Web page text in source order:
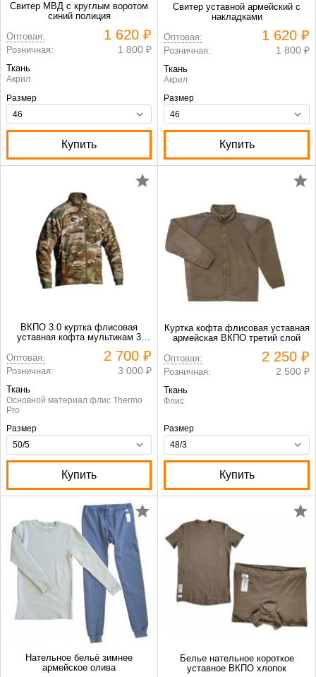
Свитер МВД с круглым воротом
синий полиция
Оптовая:
1 620 ₽
Розничная: 1 800 ₽
Ткань
Акрил
Размер
Купить
Свитер уставной армейский с
накладками
Оптовая:
1 620 ₽
Розничная: 1 800 ₽
Ткань
Акрил
Размер
Купить
ВКПО 3.0 куртка флисовая
уставная кофта мультикам 3
Оптовая:
2 700 ₽
Розничная: 3 000 ₽
Ткань
Основной материал флис Thermo
Pro
Размер
Купить
Куртка кофта флисовая уставная
армейская ВКПО третий слой
Оптовая:
2 250 ₽
Розничная: 2 500 ₽
Ткань
Флис
Размер
Купить
Нательное бельё зимнее
армейское олива
Белье нательное короткое
уставное ВКПО хлопок